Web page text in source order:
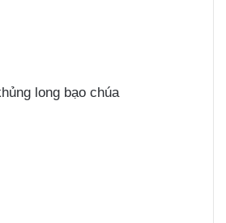
long bạo chúa